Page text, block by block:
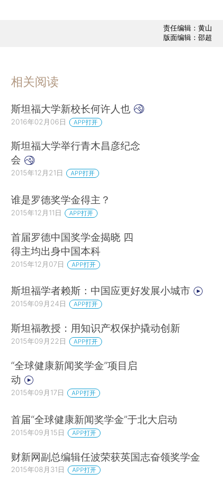
责任编辑：黄山
版面编辑：邵超
相关阅读
斯坦福大学新校长何许人也
2016年02月06日 APP打开
斯坦福大学举行青木昌彦纪念
会
2015年12月21日 APP打开
谁是罗德奖学金得主？
2015年12月11日 APP打开
首届罗德中国奖学金揭晓 四
得主均出身中国本科
2015年12月07日 APP打开
斯坦福学者赖斯：中国应更好发展小城市
2015年09月24日 APP打开
斯坦福教授：用知识产权保护撬动创新
2015年09月22日 APP打开
“全球健康新闻奖学金”项目启
动
2015年09月17日 APP打开
首届“全球健康新闻奖学金”于北大启动
2015年09月15日 APP打开
财新网副总编辑任波荣获英国志奋领奖学金
2015年08月31日 APP打开